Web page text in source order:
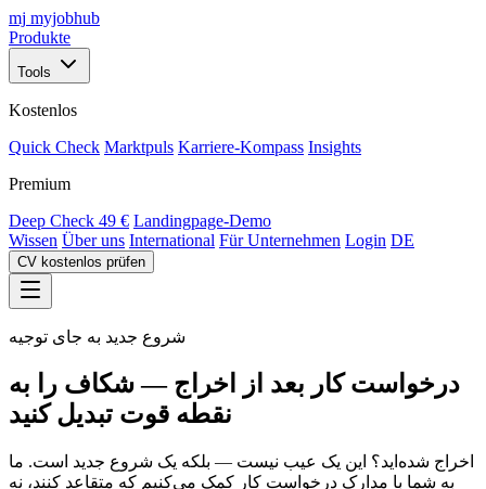
mj myjobhub
Produkte
Tools
Kostenlos
Quick Check Marktpuls Karriere-Kompass Insights
Premium
Deep Check 49 € Landingpage-Demo
Wissen Über uns International Für Unternehmen Login DE
CV kostenlos prüfen
شروع جدید به جای توجیه
درخواست کار بعد از اخراج — شکاف را به
نقطه قوت تبدیل کنید
اخراج شده‌اید؟ این یک عیب نیست — بلکه یک شروع جدید است. ما
به شما با مدارک درخواست کار کمک می‌کنیم که متقاعد کنند، نه